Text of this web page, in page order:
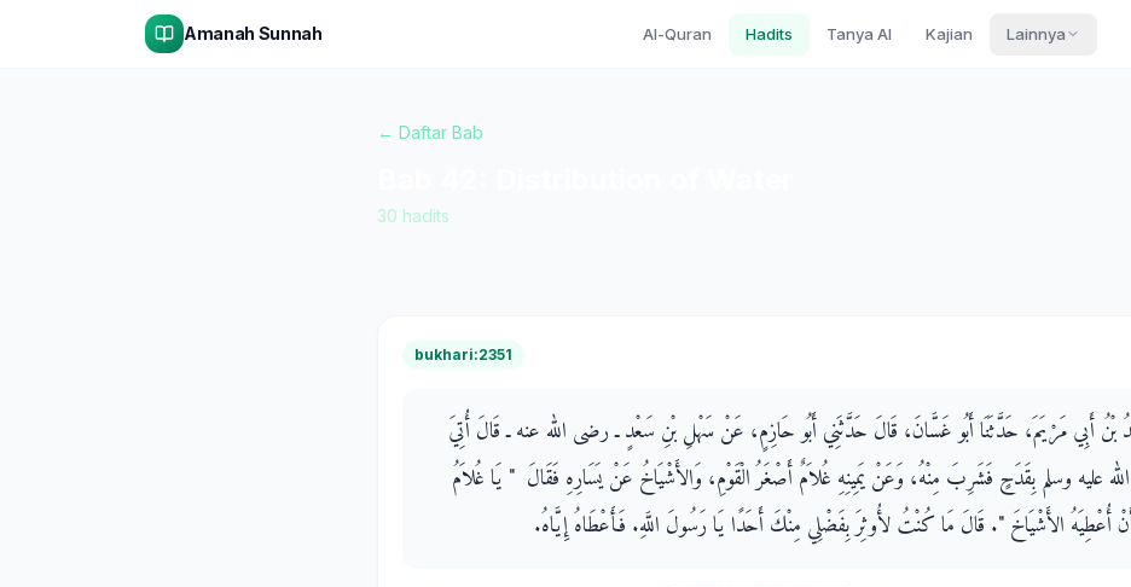
Amanah Sunnah Al-Quran Hadits Tanya AI Kajian Lainnya
← Daftar Bab
30 hadits
bukhari:2351
بْنُ أَبِي مَرْيَمَ، حَدَّثَنَا أَبُو غَسَّانَ، قَالَ حَدَّثَنِي أَبُو حَازِمٍ، عَنْ سَهْلِ بْنِ سَعْدٍ ـ رضى الله عنه ـ قَالَ أُتِيَ
عليه وسلم بِقَدَحٍ فَشَرِبَ مِنْهُ، وَعَنْ يَمِينِهِ غُلاَمٌ أَصْغَرُ الْقَوْمِ، وَالأَشْيَاخُ عَنْ يَسَارِهِ فَقَالَ ‏ "‏ يَا غُلاَمُ
أُعْطِيَهُ الأَشْيَاخَ ‏"‏‏.‏ قَالَ مَا كُنْتُ لأُوثِرَ بِفَضْلِي مِنْكَ أَحَدًا يَا رَسُولَ اللَّهِ‏.‏ فَأَعْطَاهُ إِيَّاهُ‏.‏